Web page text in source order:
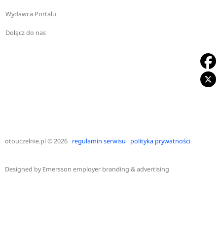
Wydawca Portalu
Dołącz do nas
otouczelnie.pl© 2026 regulamin serwisu polityka prywatności
Designed byEmersson employer branding & advertising